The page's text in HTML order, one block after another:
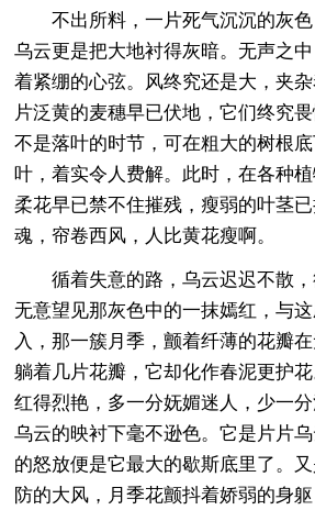
不出所料，一片死气沉沉的灰色
乌云更是把大地衬得灰暗。无声之
着紧绷的心弦。风终究还是大，夹
片泛黄的麦穗早已伏地，它们终究
不是落叶的时节，可在粗大的树根
叶，着实令人费解。此时，在各种
柔花早已禁不住摧残，瘦弱的叶茎
魂，帘卷西风，人比黄花瘦啊。
循着失意的路，乌云迟迟不散，
无意望见那灰色中的一抹嫣红，与
入，那一簇月季，颤着纤薄的花瓣
躺着几片花瓣，它却化作春泥更护花
红得烈艳，多一分妩媚迷人，少一
乌云的映衬下毫不逊色。它是片片
的怒放便是它最大的歇斯底里了。
防的大风，月季花颤抖着娇弱的身